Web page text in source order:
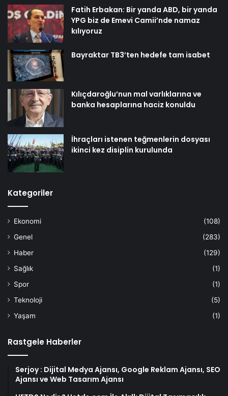
Fatih Erbakan: Bir yanda ABD, bir yanda
YPG biz de Emevi Camii’nde namaz
kılıyoruz
Bayraktar TB3’ten hedefe tam isabet
Kılıçdaroğlu’nun mal varlıklarına ve
banka hesaplarına haciz konuldu
İhraçları istenen teğmenlerin dosyası
ikinci kez disiplin kurulunda
Kategoriler
Ekonomi
(108)
Genel
(283)
Haber
(129)
Sağlık
(1)
Spor
(1)
Teknoloji
(5)
Yaşam
(1)
Rastgele Haberler
Serjoy : Dijital Medya Ajansı, Google Reklam Ajansı, SEO
Ajansı ve Web Tasarım Ajansı